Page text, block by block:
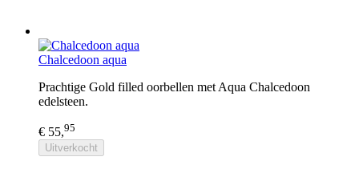
Chalcedoon aqua
Prachtige Gold filled oorbellen met Aqua Chalcedoon
edelsteen.
€ 55,95
Uitverkocht